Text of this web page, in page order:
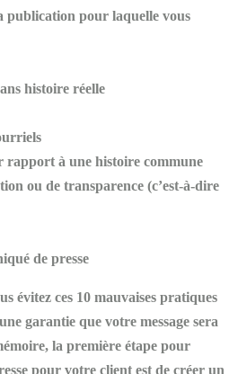
publication pour laquelle vous
histoire réelle
rapport à une histoire commune
ou de transparence (c’est-à-dire
de presse
évitez ces 10 mauvaises pratiques
garantie que votre message sera
la première étape pour
pour votre client est de créer un